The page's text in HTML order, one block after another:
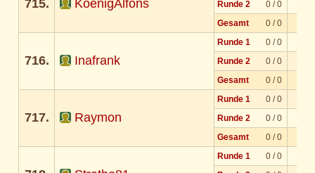
715. KoenigAlfons
Runde 2
0 / 0
Gesamt
0 / 0
716. Inafrank
Runde 1
0 / 0
Runde 2
0 / 0
Gesamt
0 / 0
717. Raymon
Runde 1
0 / 0
Runde 2
0 / 0
Gesamt
0 / 0
Runde 1
0 / 0